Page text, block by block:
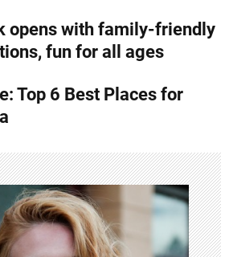
opens with family-friendly
fun for all ages
Top 6 Best Places for